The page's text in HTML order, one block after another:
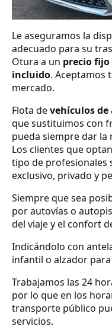
Le aseguramos la
adecuado para su
Otura a un precio fijo
incluido. Aceptamos
mercado.
Flota devehículos
que sustituimos con
pueda siempre dar
Los clientes que
tipo de profesionales
exclusivo, privado y
Siempre que sea
por autovías o
del viaje y el confort
Indicándolo con
infantil o alzador
Trabajamos las 24
por lo que en los
transporte público
servicios.